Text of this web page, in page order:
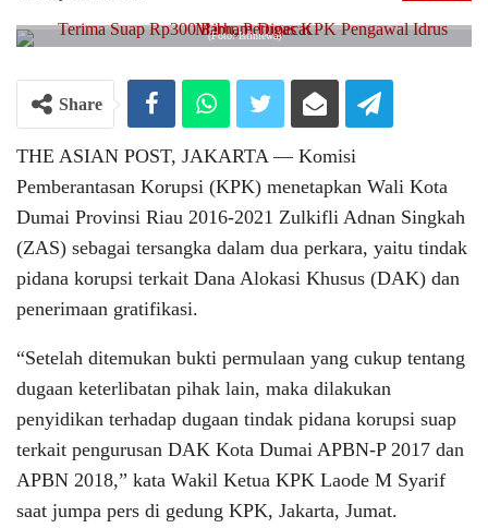
(Foto: Istimewa)
Share
THE ASIAN POST, JAKARTA ― Komisi
Pemberantasan Korupsi (KPK) menetapkan Wali Kota
Dumai Provinsi Riau 2016-2021 Zulkifli Adnan Singkah
(ZAS) sebagai tersangka dalam dua perkara, yaitu tindak
pidana korupsi terkait Dana Alokasi Khusus (DAK) dan
penerimaan gratifikasi.
“Setelah ditemukan bukti permulaan yang cukup tentang
dugaan keterlibatan pihak lain, maka dilakukan
penyidikan terhadap dugaan tindak pidana korupsi suap
terkait pengurusan DAK Kota Dumai APBN-P 2017 dan
APBN 2018,” kata Wakil Ketua KPK Laode M Syarif
saat jumpa pers di gedung KPK, Jakarta, Jumat.